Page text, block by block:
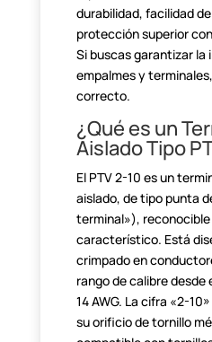
durabilidad, facilidad de
protección superior
Si buscas garantizarla
empalmes y
correcto.
¿Qué es un
Aislado Tipo
El PTV 2-10 es un
aislado, de tipo punta
terminal»), reconocible
característico. Está
crimpado en
rango de calibre desde
14 AWG. La cifra «2-
su orificio de tornillo